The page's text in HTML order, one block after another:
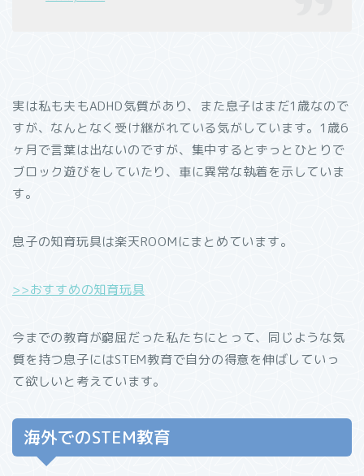
実は私も夫もADHD気質があり、また息子はまだ1歳なので
すが、なんとなく受け継がれている気がしています。1歳6
ヶ月で言葉は出ないのですが、集中するとずっとひとりで
ブロック遊びをしていたり、車に異常な執着を示していま
す。
息子の知育玩具は楽天ROOMにまとめています。
>>おすすめの知育玩具
今までの教育が窮屈だった私たちにとって、同じような気
質を持つ息子にはSTEM教育で自分の得意を伸ばしていっ
て欲しいと考えています。
海外でのSTEM教育